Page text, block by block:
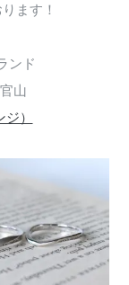
ます！
ンド
山
）